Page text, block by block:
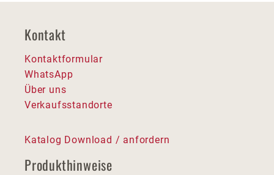
Kontakt
Kontaktformular
WhatsApp
Über uns
Verkaufsstandorte
Katalog Download / anfordern
Produkthinweise